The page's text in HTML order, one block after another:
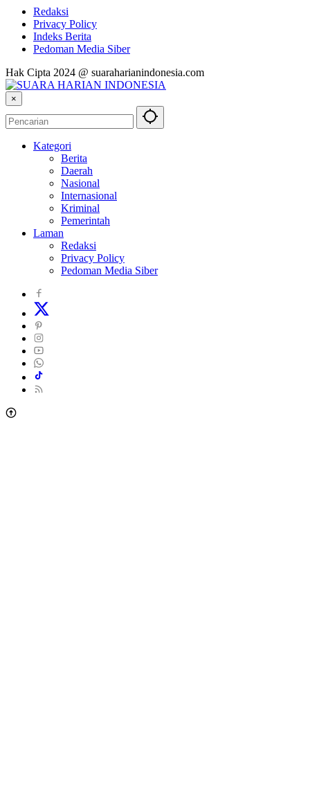
Redaksi
Privacy Policy
Indeks Berita
Pedoman Media Siber
Hak Cipta 2024 @ suaraharianindonesia.com
×
Kategori
Berita
Daerah
Nasional
Internasional
Kriminal
Pemerintah
Laman
Redaksi
Privacy Policy
Pedoman Media Siber